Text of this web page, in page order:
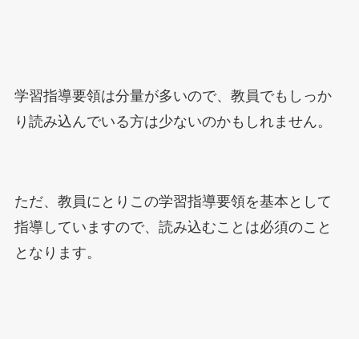
学習指導要領は分量が多いので、教員でもしっか
り読み込んでいる方は少ないのかもしれません。
ただ、教員にとりこの学習指導要領を基本として
指導していますので、読み込むことは必須のこと
となります。